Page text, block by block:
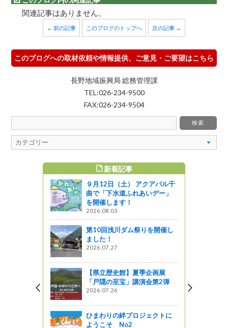
関連記事はありません。
← 前の記事 このブログのトップへ 次の記事 →
このブログへの取材依頼や情報提供、ご意見・ご要望はこちら
長野地域振興局 総務管理課
TEL:026-234-9500
FAX:026-234-9504
新着記事
９月12日（土） アクアパル千
曲で「下水道ふれあいデー」
を開催します！
2026.08.03
第10回浅川ダム祭りを開催し
ました！
2026.07.27
【県立歴史館】夏季企画展
「戸隠の至宝」講演会第2弾
2026.07.26
ひまわりの絆プロジェクトに
ようこそ No2